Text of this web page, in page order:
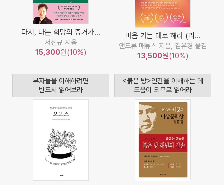
다시, 나는 희망의 증거가...
서진규 지음
15,300원(10%)
마음 가는 대로 해라 (리...
앤드류 매튜스 지음, 김유경 옮김
13,500원(10%)
부자들을 이해하려면
반드시 읽어보라
<붉은 방>인간을 이해하는 데
도움이 되므로 읽어라